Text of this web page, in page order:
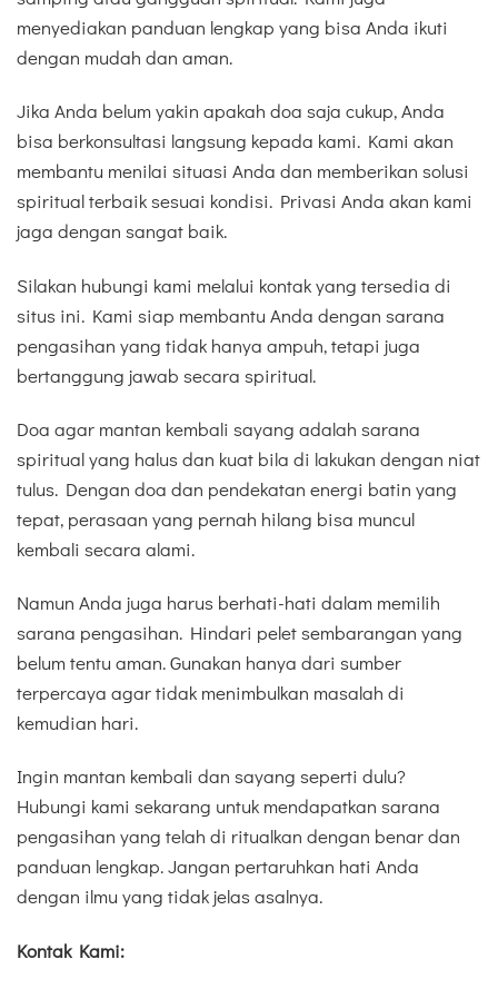
menyediakan panduan lengkap yang bisa Anda ikuti
dengan mudah dan aman.
Jika Anda belum yakin apakah doa saja cukup, Anda
bisa berkonsultasi langsung kepada kami. Kami akan
membantu menilai situasi Anda dan memberikan solusi
spiritual terbaik sesuai kondisi. Privasi Anda akan kami
jaga dengan sangat baik.
Silakan hubungi kami melalui kontak yang tersedia di
situs ini. Kami siap membantu Anda dengan sarana
pengasihan yang tidak hanya ampuh, tetapi juga
bertanggung jawab secara spiritual.
Doa agar mantan kembali sayang adalah sarana
spiritual yang halus dan kuat bila di lakukan dengan niat
tulus. Dengan doa dan pendekatan energi batin yang
tepat, perasaan yang pernah hilang bisa muncul
kembali secara alami.
Namun Anda juga harus berhati-hati dalam memilih
sarana pengasihan. Hindari pelet sembarangan yang
belum tentu aman. Gunakan hanya dari sumber
terpercaya agar tidak menimbulkan masalah di
kemudian hari.
Ingin mantan kembali dan sayang seperti dulu?
Hubungi kami sekarang untuk mendapatkan sarana
pengasihan yang telah di ritualkan dengan benar dan
panduan lengkap. Jangan pertaruhkan hati Anda
dengan ilmu yang tidak jelas asalnya.
Kontak Kami: